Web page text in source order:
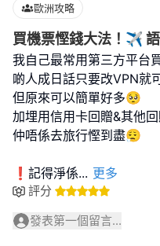
歐洲攻略
買機票慳錢大法！✈️
我自己最常用第三方平台
啲人成日話只要改VPN就
但原來可以簡單好多🥺
加埋用信用卡回贈&其他
仲唔係去旅行慳到盡😮‍💨
❗️記得淨係... 更多
評分
發表第一個留言...